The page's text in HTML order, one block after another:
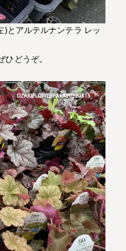
とアルテルナンテラ レッ
どうぞ。